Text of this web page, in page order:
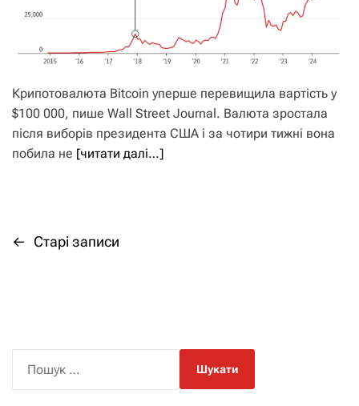
Крипотовалюта Bitcoin уперше перевищила вартість у
$100 000, пише Wall Street Journal. Валюта зростала
після виборів президента США і за чотири тижні вона
побила не [читати далі…]
Н
і
г
← Старі записи